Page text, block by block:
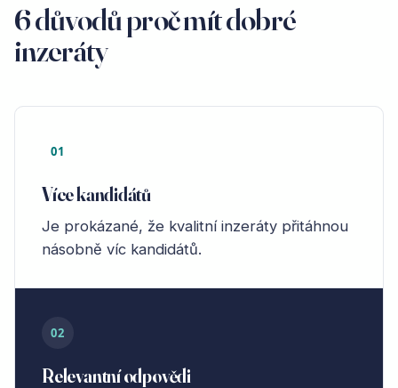
6 důvodů proč mít dobré
inzeráty
01
Více kandidátů
Je prokázané, že kvalitní inzeráty přitáhnou
násobně víc kandidátů.
02
Relevantní odpovědi